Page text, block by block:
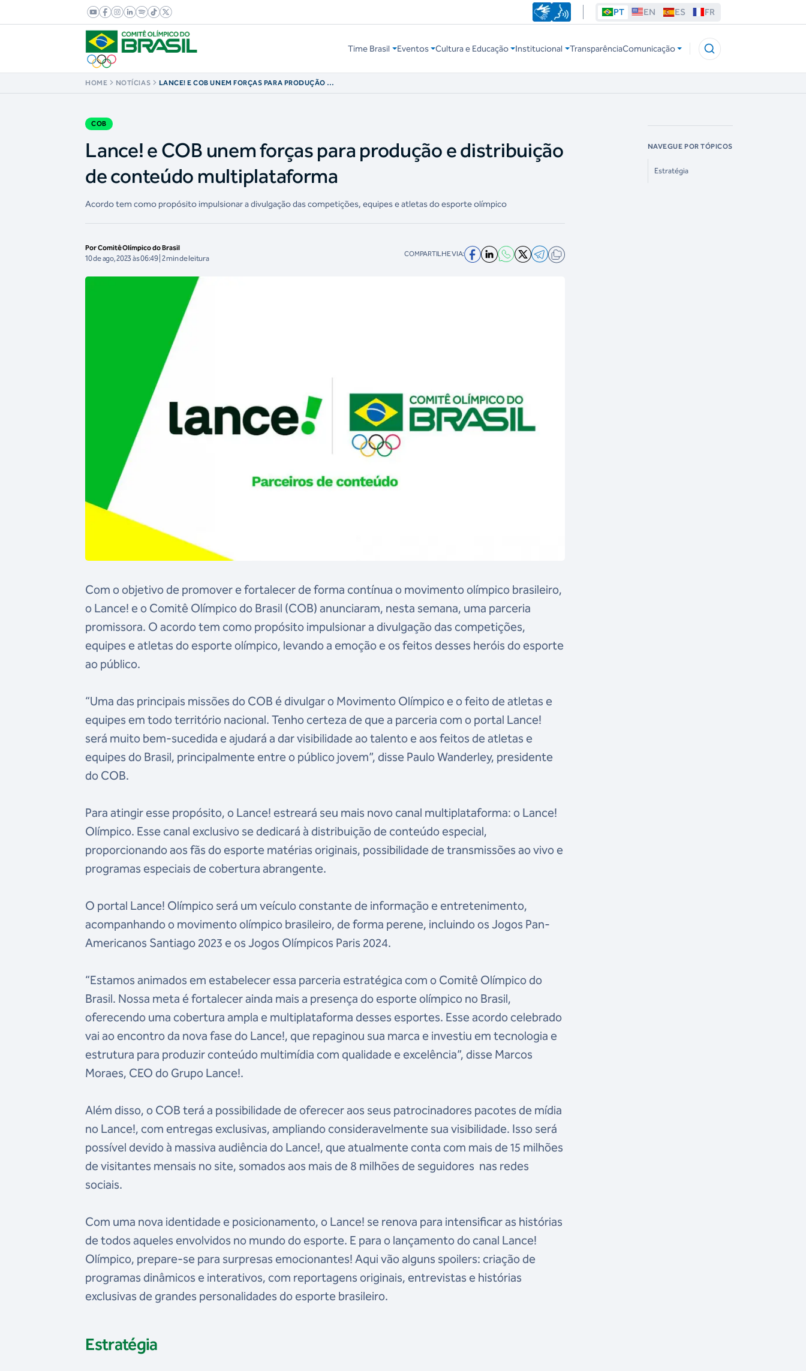
PT EN ES FR
Time Brasil Eventos Cultura e Educação Institucional TransparênciaComunicação
HOME NOTÍCIAS
LANCE! E COB UNEM FORÇAS PARA PRODUÇÃO E
COB
Lance! e COB unem forças para produção e distribuição
de conteúdo multiplataforma
Acordo tem como propósito impulsionar a divulgação das competições, equipes e atletas do esporte olímpico
Por Comitê Olímpico do Brasil
10 de ago, 2023 às 06:49 | 2 min de leitura COMPARTILHE VIA:
Com o objetivo de promover e fortalecer de forma contínua o movimento olímpico brasileiro,
o Lance! e o Comitê Olímpico do Brasil (COB) anunciaram, nesta semana, uma parceria
promissora. O acordo tem como propósito impulsionar a divulgação das competições,
equipes e atletas do esporte olímpico, levando a emoção e os feitos desses heróis do esporte
ao público.
“Uma das principais missões do COB é divulgar o Movimento Olímpico e o feito de atletas e
equipes em todo território nacional. Tenho certeza de que a parceria com o portal Lance!
será muito bem-sucedida e ajudará a dar visibilidade ao talento e aos feitos de atletas e
equipes do Brasil, principalmente entre o público jovem”, disse Paulo Wanderley, presidente
do COB.
Para atingir esse propósito, o Lance! estreará seu mais novo canal multiplataforma: o Lance!
Olímpico. Esse canal exclusivo se dedicará à distribuição de conteúdo especial,
proporcionando aos fãs do esporte matérias originais, possibilidade de transmissões ao vivo e
programas especiais de cobertura abrangente.
O portal Lance! Olímpico será um veículo constante de informação e entretenimento,
acompanhando o movimento olímpico brasileiro, de forma perene, incluindo os Jogos Pan-
Americanos Santiago 2023 e os Jogos Olímpicos Paris 2024.
“Estamos animados em estabelecer essa parceria estratégica com o Comitê Olímpico do
Brasil. Nossa meta é fortalecer ainda mais a presença do esporte olímpico no Brasil,
oferecendo uma cobertura ampla e multiplataforma desses esportes. Esse acordo celebrado
vai ao encontro da nova fase do Lance!, que repaginou sua marca e investiu em tecnologia e
estrutura para produzir conteúdo multimídia com qualidade e excelência”, disse Marcos
Moraes, CEO do Grupo Lance!.
Além disso, o COB terá a possibilidade de oferecer aos seus patrocinadores pacotes de mídia
no Lance!, com entregas exclusivas, ampliando consideravelmente sua visibilidade. Isso será
possível devido à massiva audiência do Lance!, que atualmente conta com mais de 15 milhões
de visitantes mensais no site, somados aos mais de 8 milhões de seguidores nas redes
sociais.
Com uma nova identidade e posicionamento, o Lance! se renova para intensificar as histórias
de todos aqueles envolvidos no mundo do esporte. E para o lançamento do canal Lance!
Olímpico, prepare-se para surpresas emocionantes! Aqui vão alguns spoilers: criação de
programas dinâmicos e interativos, com reportagens originais, entrevistas e histórias
exclusivas de grandes personalidades do esporte brasileiro.
Estratégia
NAVEGUE POR TÓPICOS
Estratégia